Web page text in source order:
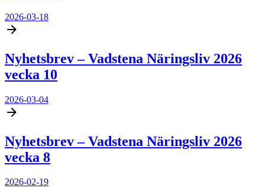
2026-03-18
Nyhetsbrev – Vadstena Näringsliv 2026
vecka 10
2026-03-04
Nyhetsbrev – Vadstena Näringsliv 2026
vecka 8
2026-02-19